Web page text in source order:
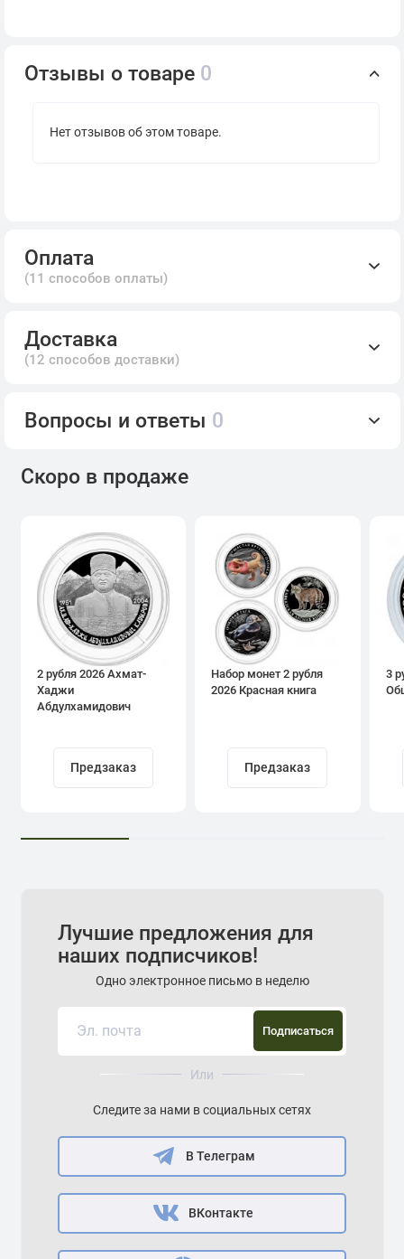
Отзывы о товаре 0
Нет отзывов об этом товаре.
Оплата
(11 способов оплаты)
Доставка
(12 способов доставки)
Вопросы и ответы 0
Скоро в продаже
2 рубля 2026 Ахмат-
Хаджи
Абдулхамидович
Предзаказ
Набор монет 2 рубля
2026 Красная книга
Предзаказ
3
Лучшие предложения для
наших подписчиков!
Одно электронное письмо в неделю
Подписаться
Или
Следите за нами в социальных сетях
В Телеграм
ВКонтакте